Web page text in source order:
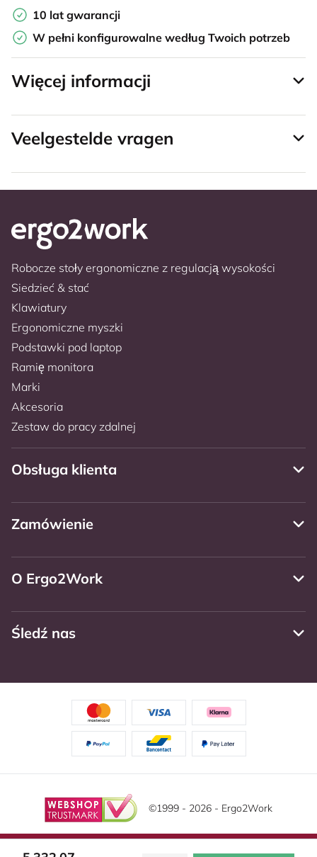
10 lat gwarancji
W pełni konfigurowalne według Twoich potrzeb
Więcej informacji
Veelgestelde vragen
Robocze stoły ergonomiczne z regulacją wysokości
Siedzieć & stać
Klawiatury
Ergonomiczne myszki
Podstawki pod laptop
Ramię monitora
Marki
Akcesoria
Zestaw do pracy zdalnej
Obsługa klienta
Zamówienie
O Ergo2Work
Śledź nas
©1999 - 2026 - Ergo2Work